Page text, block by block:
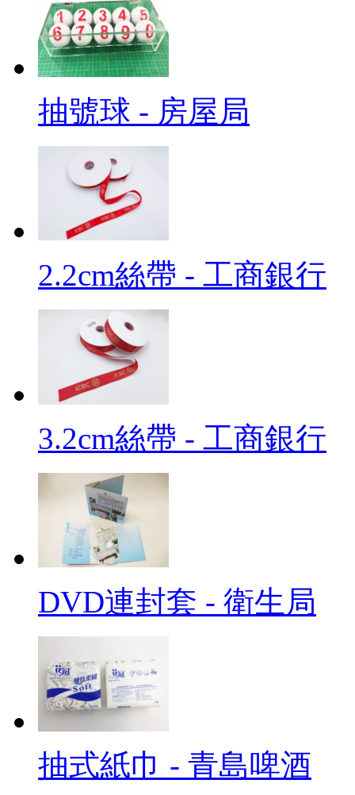
抽號球 - 房屋局
2.2cm絲帶 - 工商銀行
3.2cm絲帶 - 工商銀行
DVD連封套 - 衛生局
抽式紙巾 - 青島啤酒